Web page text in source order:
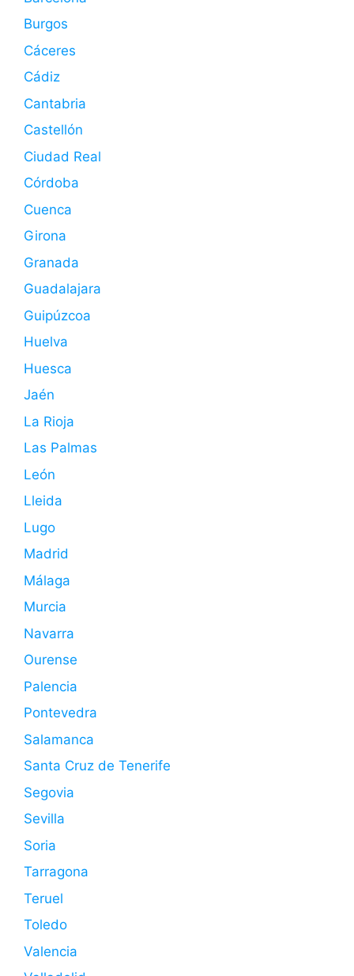
Burgos
Cáceres
Cádiz
Cantabria
Castellón
Ciudad Real
Córdoba
Cuenca
Girona
Granada
Guadalajara
Guipúzcoa
Huelva
Huesca
Jaén
La Rioja
Las Palmas
León
Lleida
Lugo
Madrid
Málaga
Murcia
Navarra
Ourense
Palencia
Pontevedra
Salamanca
Santa Cruz de Tenerife
Segovia
Sevilla
Soria
Tarragona
Teruel
Toledo
Valencia